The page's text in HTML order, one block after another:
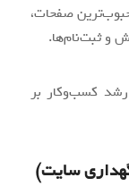
صفحات،
و ثبت‌نام‌ها.
کسب‌وکار بر
سایت)